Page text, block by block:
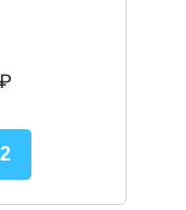
₽